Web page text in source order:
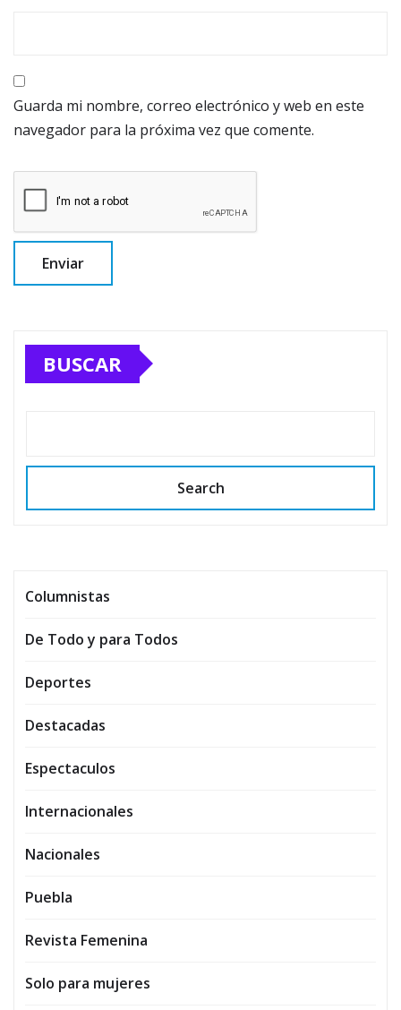
Guarda mi nombre, correo electrónico y web en este
navegador para la próxima vez que comente.
BUSCAR
Search
Columnistas
De Todo y para Todos
Deportes
Destacadas
Espectaculos
Internacionales
Nacionales
Puebla
Revista Femenina
Solo para mujeres